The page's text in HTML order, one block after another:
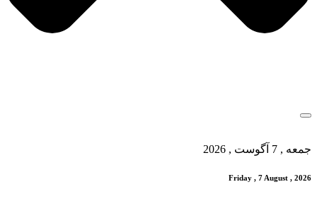
جمعه , 7 آگوست , 2026
Friday , 7 August , 2026